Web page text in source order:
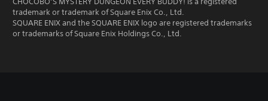
trademark or trademark of Square Enix Co., Ltd.
SQUARE ENIX and the SQUARE ENIX logo are registered trademarks
or trademarks of Square Enix Holdings Co., Ltd.